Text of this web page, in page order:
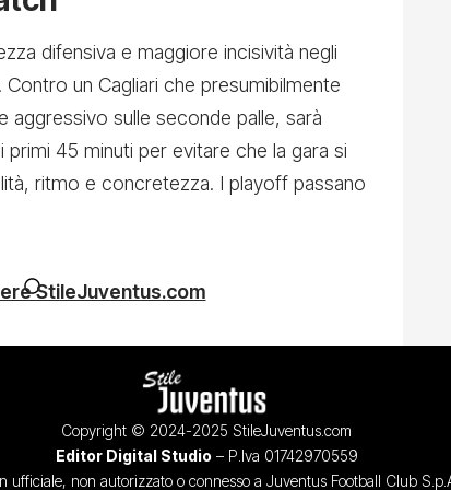
difensiva e maggiore incisività negli
un Cagliari che presumibilmente
sulle seconde palle, sarà
45 minuti per evitare che la gara si
ritmo e concretezza. I playoff passano
StileJuventus.com
Copyright © 2024-2025 StileJuventus.com
Editor Digital Studio – P.Iva 01742970559
ufficiale, non autorizzato o connesso a Juventus Football Club